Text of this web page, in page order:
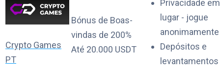
Crypto Games
PT
Bónus de Boas-
vindas de 200%
Até 20.000 USDT
Privacidade
lugar - jogue
anonimamente
Depósitos e
levantamentos